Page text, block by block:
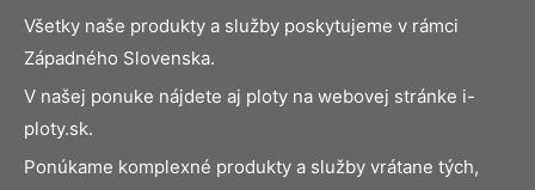
Všetky naše produkty a služby poskytujeme v rámci
Západného Slovenska.
V našej ponuke nájdete aj ploty na webovej stránke i-
ploty.sk.
Ponúkame komplexné produkty a služby vrátane tých,